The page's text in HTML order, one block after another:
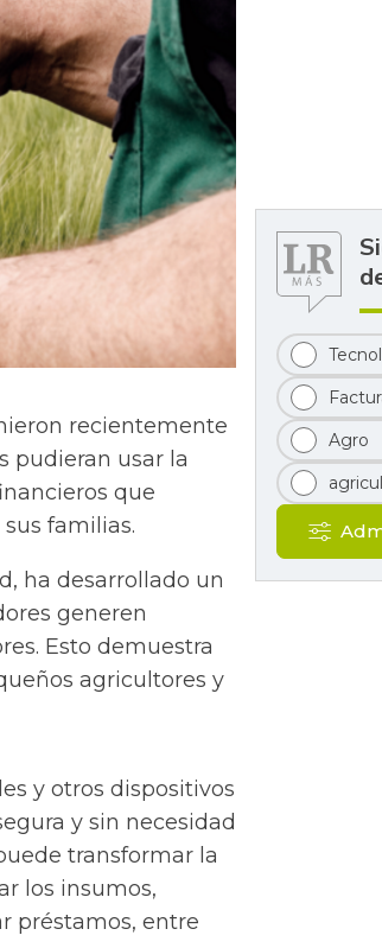
recientemente
pudieran usar la
que
familias.
ha desarrollado un
generen
Esto demuestra
agricultores y
y otros dispositivos
y sin necesidad
transformar la
los insumos,
préstamos, entre
Agro